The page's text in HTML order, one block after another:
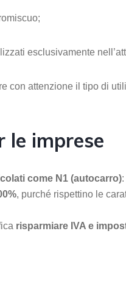
esclusivamente
con attenzione il tipo di
le imprese
come N1 (autocarro)
, purché rispettino le
risparmiare IVA e